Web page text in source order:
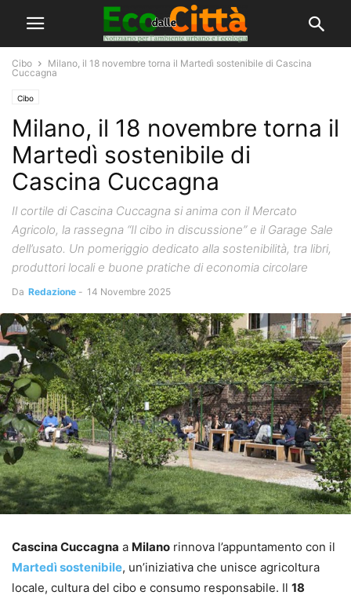
Cibo
Milano, il 18 novembre torna il Martedì sostenibile di Cascina
Cuccagna
Cibo
Milano, il 18 novembre torna il
Martedì sostenibile di
Cascina Cuccagna
Il cortile di Cascina Cuccagna si anima con il Mercato
Agricolo, la rassegna “Il cibo in discussione” e il Garage Sale
dell’usato. Un pomeriggio dedicato alla sostenibilità, tra libri,
produttori locali e buone pratiche di economia circolare
Da Redazione - 14 Novembre 2025
Cascina Cuccagna a Milano rinnova l’appuntamento con il
Martedì sostenibile, un’iniziativa che unisce agricoltura
locale, cultura del cibo e consumo responsabile. Il 18